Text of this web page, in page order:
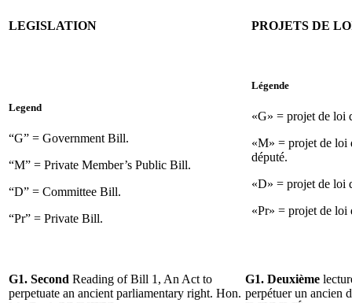
LEGISLATION PROJETS DE
Legend
“G” = Government Bill.
“M” = Private Member’s Public Bill.
“D” = Committee Bill.
“Pr” = Private Bill.
Légende
«G» = projet de loi
«M» = projet de loi
député.
«D» = projet de loi
«Pr» = projet de loi
G1. Second Reading of Bill 1, An Act to
perpetuate an ancient parliamentary right. Hon.
G1. Deuxième
perpétuer un ancien